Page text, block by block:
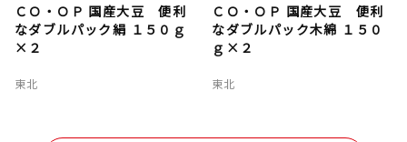
ＣＯ・ＯＰ 国産大豆 便利
なダブルパック絹 １５０ｇ
×２
東北
ＣＯ・ＯＰ 国産大豆 便利
なダブルパック木綿 １５０
ｇ×２
東北